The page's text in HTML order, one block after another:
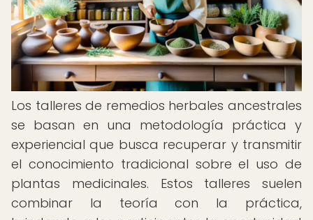
Los talleres de remedios herbales ancestrales
se basan en una metodología práctica y
experiencial que busca recuperar y transmitir
el conocimiento tradicional sobre el uso de
plantas medicinales. Estos talleres suelen
combinar la teoría con la práctica,